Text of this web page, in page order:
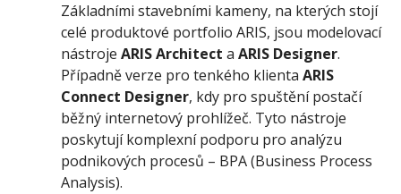
Základními stavebními kameny, na kterých stojí
celé produktové portfolio ARIS, jsou modelovací
nástroje ARIS Architect a ARIS Designer.
Případně verze pro tenkého klienta ARIS
Connect Designer, kdy pro spuštění postačí
běžný internetový prohlížeč. Tyto nástroje
poskytují komplexní podporu pro analýzu
podnikových procesů – BPA (Business Process
Analysis).